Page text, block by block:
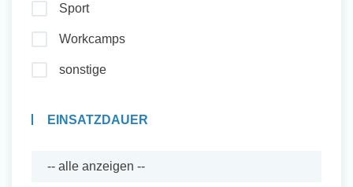
Sport
Workcamps
sonstige
EINSATZDAUER